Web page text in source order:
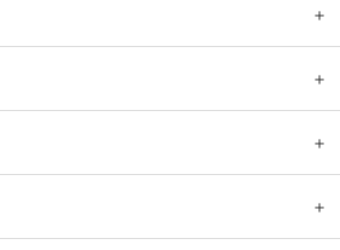
＋
＋
＋
＋